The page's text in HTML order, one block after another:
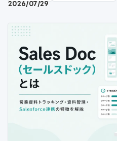
2026/07/29